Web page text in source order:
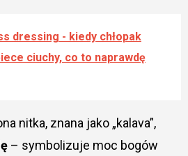
dressing - kiedy chłopak
ciuchy, co to naprawdę
nitka, znana jako „kalava”,
– symbolizuje moc bogów